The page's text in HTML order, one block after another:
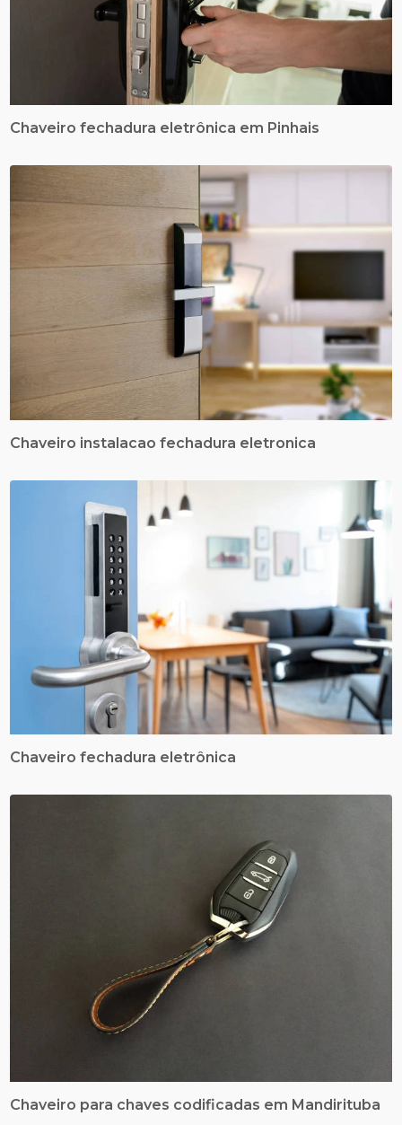
Chaveiro fechadura eletrônica em Pinhais
Chaveiro instalacao fechadura eletronica
Chaveiro fechadura eletrônica
Chaveiro para chaves codificadas em Mandirituba